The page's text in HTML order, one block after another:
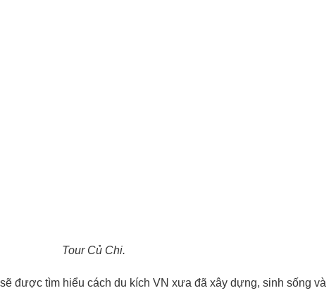
Tour Củ Chi.
được tìm hiểu cách du kích VN xưa đã xây dựng, sinh sống và